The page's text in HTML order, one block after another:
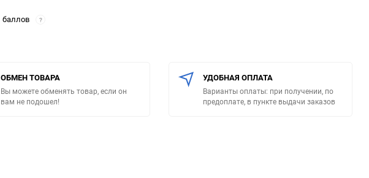
баллов ?
ОБМЕН ТОВАРА
Вы можете обменять товар, если он
вам не подошел!
УДОБНАЯ ОПЛАТА
Варианты оплаты: при получении, по
предоплате, в пункте выдачи заказов